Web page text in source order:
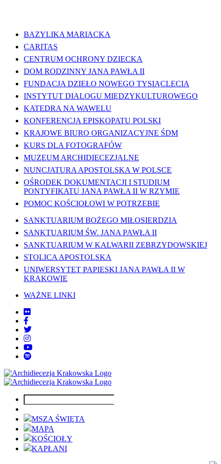
BAZYLIKA MARIACKA
CARITAS
CENTRUM OCHRONY DZIECKA
DOM RODZINNY JANA PAWŁA II
FUNDACJA DZIEŁO NOWEGO TYSIĄCLECIA
INSTYTUT DIALOGU MIĘDZYKULTUROWEGO
KATEDRA NA WAWELU
KONFERENCJA EPISKOPATU POLSKI
KRAJOWE BIURO ORGANIZACYJNE ŚDM
KURS DLA FOTOGRAFÓW
MUZEUM ARCHIDIECEZJALNE
NUNCJATURA APOSTOLSKA W POLSCE
OŚRODEK DOKUMENTACJI I STUDIUM
PONTYFIKATU JANA PAWŁA II W RZYMIE
POMOC KOŚCIOŁOWI W POTRZEBIE
SANKTUARIUM BOŻEGO MIŁOSIERDZIA
SANKTUARIUM ŚW. JANA PAWŁA II
SANKTUARIUM W KALWARII ZEBRZYDOWSKIEJ
STOLICA APOSTOLSKA
UNIWERSYTET PAPIESKI JANA PAWŁA II W
KRAKOWIE
WAŻNE LINKI
MSZA ŚWIĘTA
MAPA
KOŚCIOŁY
KAPŁANI